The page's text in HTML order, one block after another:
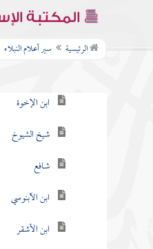
المكتبة
الرئيسية سير أعلام النبلاء
الطبقة الثامنة
الطبقة التاسعة
ابن الإخوة
شيخ الشيوخ
شافع
ابن الآبنوسي
ابن الأشقر